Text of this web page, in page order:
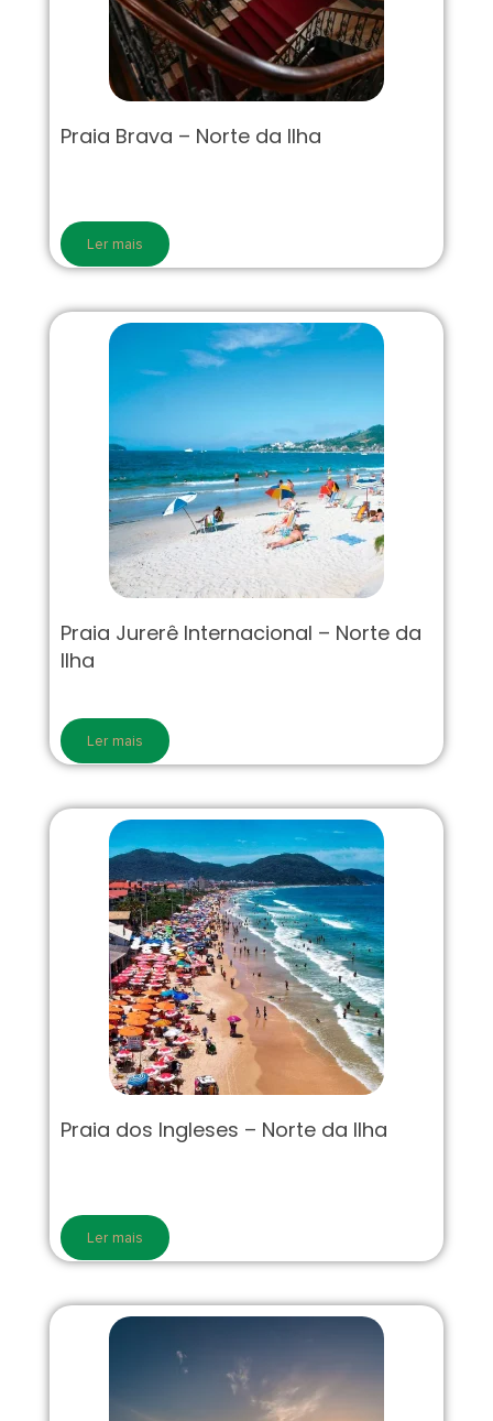
Praia Brava – Norte da Ilha
Ler mais
Praia Jurerê Internacional – Norte da
Ilha
Ler mais
Praia dos Ingleses – Norte da Ilha
Ler mais